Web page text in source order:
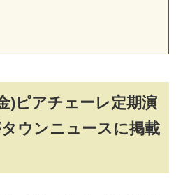
)ピアチェーレ定期演
ウンニュースに掲載